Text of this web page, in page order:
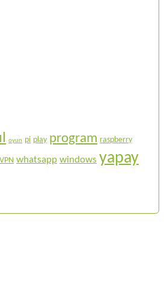
oyun pi play program raspberry
VPN whatsapp windows yapay